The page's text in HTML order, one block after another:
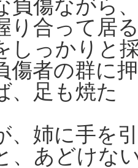
負傷ながら
り合って居
しっかりと
傷者の群に
、足も焼た
、姉に手を
、あどけな